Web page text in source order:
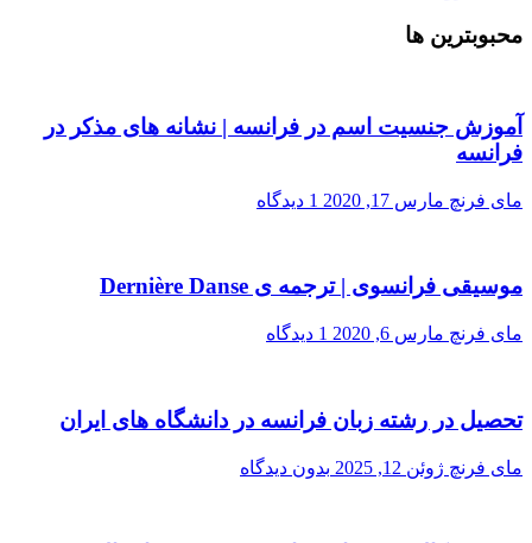
محبوبترین ها
آموزش جنسیت اسم در فرانسه | نشانه های مذکر در
فرانسه
مای فرنچ مارس 17, 2020 1 دیدگاه
موسیقی فرانسوی | ترجمه ی Dernière Danse
مای فرنچ مارس 6, 2020 1 دیدگاه
تحصیل در رشته زبان فرانسه در دانشگاه های ایران
مای فرنچ ژوئن 12, 2025 بدون دیدگاه